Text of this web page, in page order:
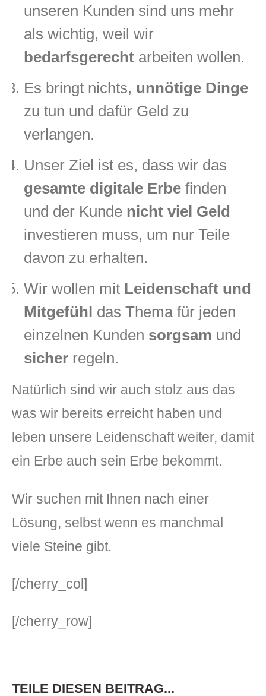
unseren Kunden sind uns mehr
als wichtig, weil wir
bedarfsgerecht arbeiten wollen.
Es bringt nichts, unnötige Dinge
zu tun und dafür Geld zu
verlangen.
Unser Ziel ist es, dass wir das
gesamte digitale Erbe finden
und der Kunde nicht viel Geld
investieren muss, um nur Teile
davon zu erhalten.
Wir wollen mit Leidenschaft und
Mitgefühl das Thema für jeden
einzelnen Kunden sorgsam und
sicher regeln.
Natürlich sind wir auch stolz aus das
was wir bereits erreicht haben und
leben unsere Leidenschaft weiter, damit
ein Erbe auch sein Erbe bekommt.
Wir suchen mit Ihnen nach einer
Lösung, selbst wenn es manchmal
viele Steine gibt.
[/cherry_col]
[/cherry_row]
TEILE DIESEN BEITRAG...